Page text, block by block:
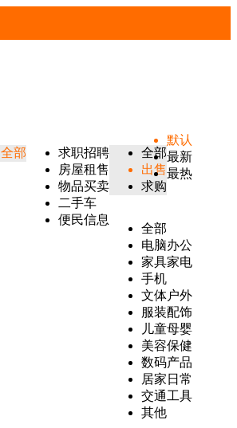
全部
求职招聘
房屋租售
物品买卖
二手车
便民信息
全部
出售
求购
全部
电脑办公
家具家电
手机
文体户外
服装配饰
儿童母婴
美容保健
数码产品
居家日常
交通工具
其他
默认
最新
最热